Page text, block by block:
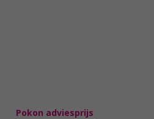
Pokon adviesprijs